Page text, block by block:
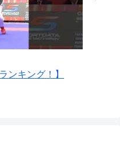
ンキング！】